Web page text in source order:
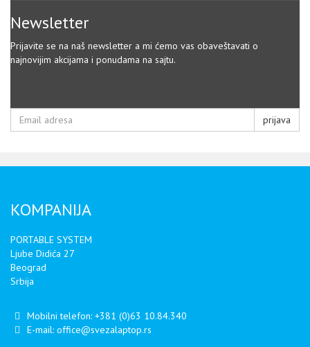
Newsletter
Prijavite se na naš newsletter a mi ćemo vas obaveštavati o
najnovijim akcijama i ponudama na sajtu.
prijava
KOMPANIJA
PORTABLE SYSTEM
Ljube Didića 27
Beograd
Srbija
Mobilni telefon: +381 (0)63 10.84.340
E-mail: office@svezalaptop.rs